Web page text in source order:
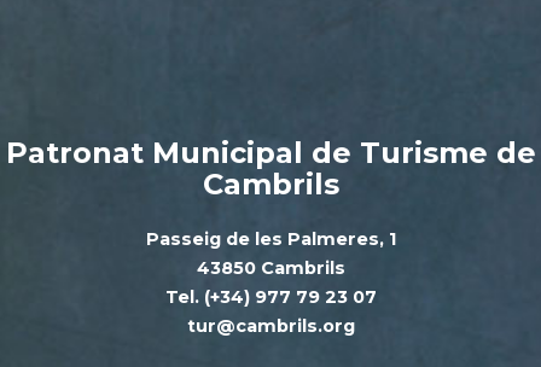
Patronat Municipal de Turisme de
Cambrils
Passeig de les Palmeres, 1
43850 Cambrils
Tel. (+34) 977 79 23 07
tur@cambrils.org